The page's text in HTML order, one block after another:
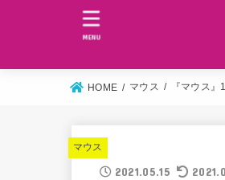
MENU
HOME マウス 『マウス
マウス
2021.05.15